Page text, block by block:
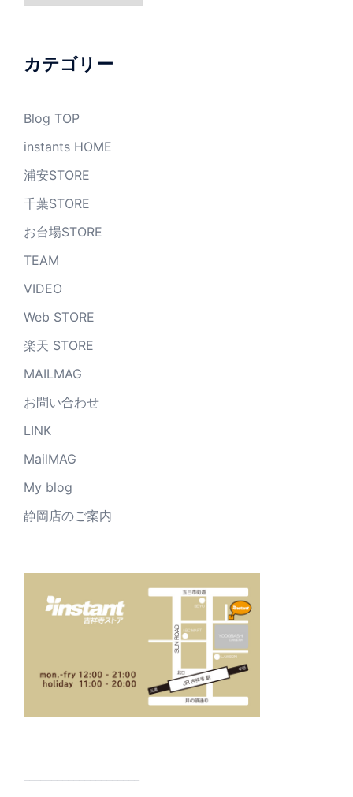
ブ
カテゴリー
Blog TOP
instants HOME
浦安STORE
千葉STORE
お台場STORE
TEAM
VIDEO
Web STORE
楽天 STORE
MAILMAG
お問い合わせ
LINK
MailMAG
My blog
静岡店のご案内